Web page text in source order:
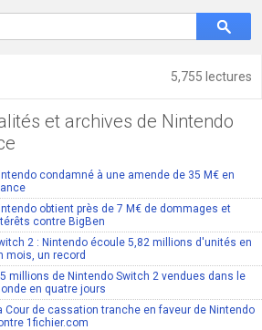
5,755 lectures
et archives de Nintendo
condamné à une amende de 35 M€ en
obtient près de 7 M€ de dommages et
contre BigBen
2 : Nintendo écoule 5,82 millions d'unités en
mois, un record
millions de Nintendo Switch 2 vendues dans le
en quatre jours
Cour de cassation tranche en faveur de Nintendo
1fichier.com